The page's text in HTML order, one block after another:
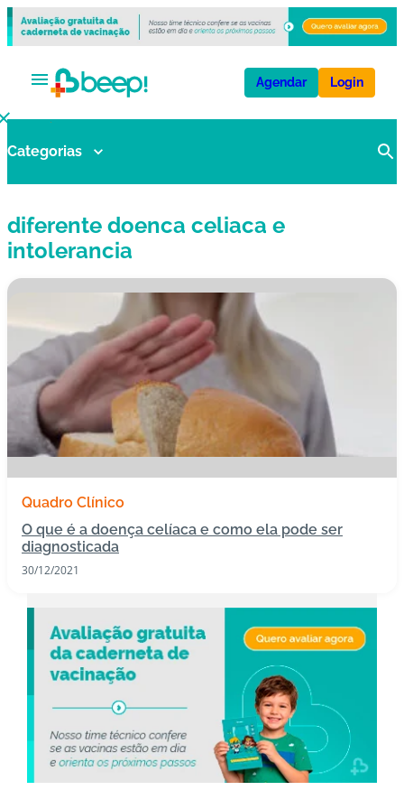
V
a
n
a
x
m
e
s
I
u
n
o
bi
gi
c
o
Pl
a
n
Agendar Login
Categorias
diferente doenca celiaca e
intolerancia
Quadro Clínico
O que é a doença celíaca e como ela pode ser
diagnosticada
30/12/2021